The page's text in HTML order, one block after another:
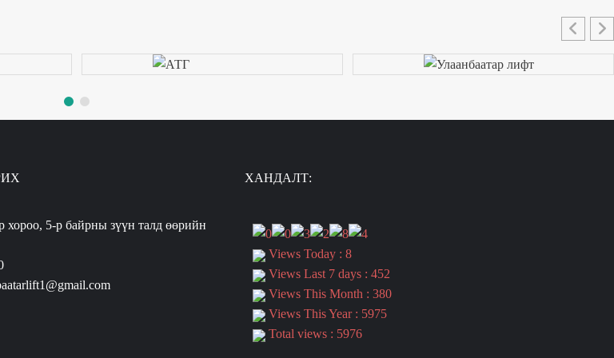
хороо, 5-р байрны зүүн талд өөрийн
ХАНДАЛТ:
Views Today : 8
Views Last 7 days : 452
Views This Month : 380
Views This Year : 5975
Total views : 5976